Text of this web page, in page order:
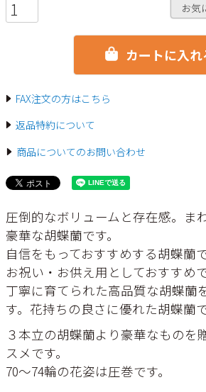
お気
カートに入れ
FAX注文の方はこちら
返品特約について
商品についてのお問い合わせ
圧倒的なボリュームと存在感。ま
豪華な胡蝶蘭です。
自信をもっておすすめする胡蝶蘭
お祝い・お供え用としておすすめで
丁寧に育てられた高品質な胡蝶蘭
す。花持ちの良さに優れた胡蝶蘭で
３本立の胡蝶蘭より豪華なものを
スメです。
70～74輪の花姿は圧巻です。